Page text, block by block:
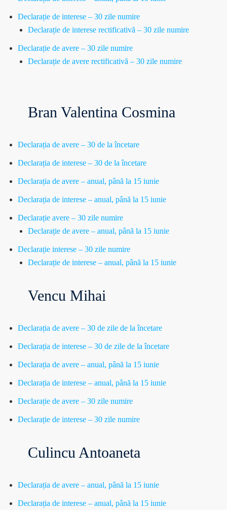
Declarație de interese – 30 zile numire
Declarație de interese rectificativă – 30 zile numire
Declarație de avere – 30 zile numire
Declarație de avere rectificativă – 30 zile numire
Bran Valentina Cosmina
Declarația de avere – 30 de la încetare
Declarația de interese – 30 de la încetare
Declarația de avere – anual, până la 15 iunie
Declarația de interese – anual, până la 15 iunie
Declarație avere – 30 zile numire
Declarație de avere – anual, până la 15 iunie
Declarație interese – 30 zile numire
Declarație de interese – anual, până la 15 iunie
Vencu Mihai
Declarația de avere – 30 de zile de la încetare
Declarația de interese – 30 de zile de la încetare
Declarația de avere – anual, până la 15 iunie
Declarația de interese – anual, până la 15 iunie
Declarație de avere – 30 zile numire
Declarație de interese – 30 zile numire
Culincu Antoaneta
Declarația de avere – anual, până la 15 iunie
Declarația de interese – anual, până la 15 iunie